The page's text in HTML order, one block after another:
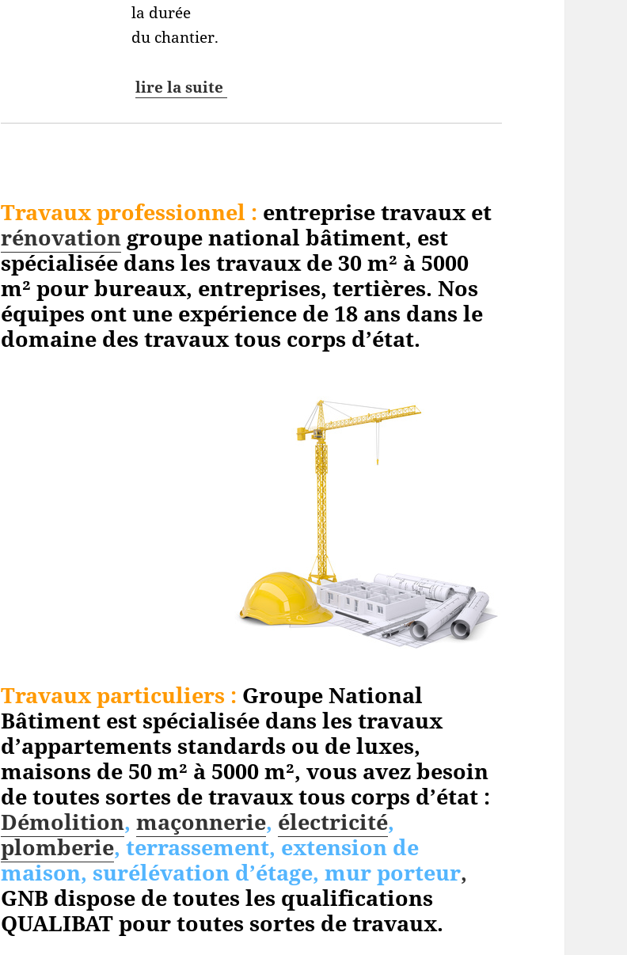
la durée
du chantier.
lire la suite
Travaux professionnel : entreprise travaux et
rénovation groupe national bâtiment, est
spécialisée dans les travaux de 30 m² à 5000
m² pour bureaux, entreprises, tertières. Nos
équipes ont une expérience de 18 ans dans le
domaine des travaux tous corps d’état.
Travaux particuliers : Groupe National
Bâtiment est spécialisée dans les travaux
d’appartements standards ou de luxes,
maisons de 50 m² à 5000 m², vous avez besoin
de toutes sortes de travaux tous corps d’état :
Démolition,maçonnerie, électricité,
plomberie, terrassement, extension de
maison, surélévation d’étage, mur porteur,
GNB dispose de toutes les qualifications
QUALIBAT pour toutes sortes de travaux.